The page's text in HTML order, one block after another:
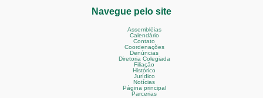
Navegue pelo site
Assembléias
Calendário
Contato
Coordenações
Denúncias
Diretoria Colegiada
Filiação
Histórico
Jurídico
Notícias
Página principal
Parcerias